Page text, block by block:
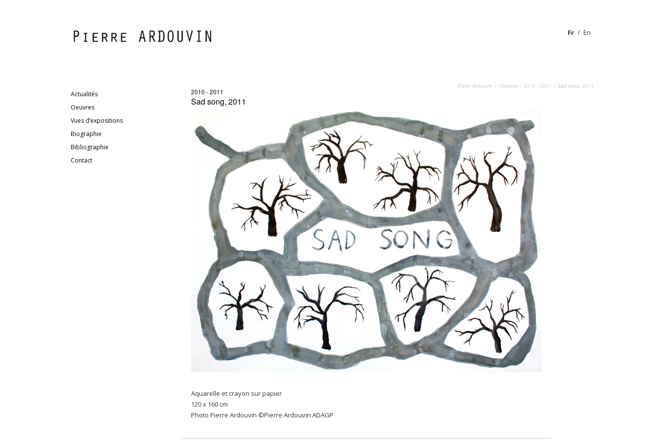
Fr En
Pierre Ardouvin > Oeuvres> 2010 - 2011 > Sad song, 2011
Actualités
Oeuvres
Vues d’expositions
Biographie
Bibliographie
Contact
2010 - 2011
Sad song, 2011
Aquarelle et crayon sur papier
120 x 160 cm
Photo Pierre Ardouvin ©Pierre Ardouvin ADAGP